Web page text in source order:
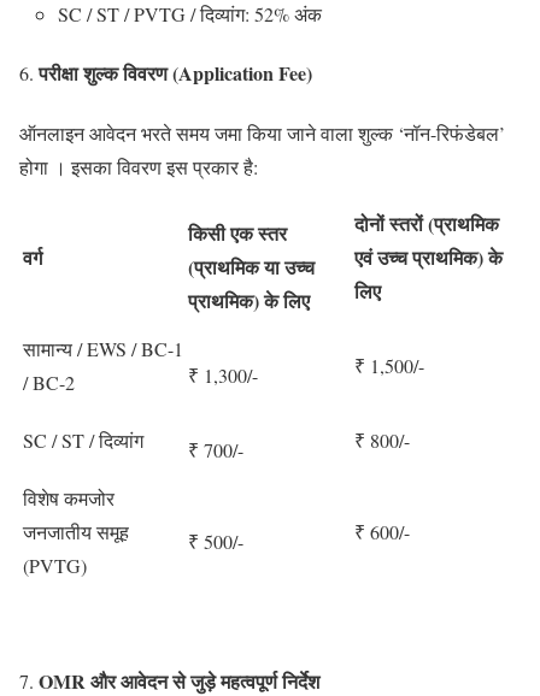
SC / ST / PVTG / दिव्यांग: 52% अंक
परीक्षा शुल्क विवरण (Application Fee)
ऑनलाइन आवेदन भरते समय जमा किया जाने वाला शुल्क ‘नॉन-रिफंडेबल’
होगा । इसका विवरण इस प्रकार है:
वर्ग
किसी एक स्तर
(प्राथमिक या उच्च
प्राथमिक) के लिए
दोनों स्तरों (प्राथमिक
एवं उच्च प्राथमिक) के
लिए
सामान्य / EWS / BC-1
/ BC-2
₹ 1,300/- ₹ 1,500/-
SC / ST / दिव्यांग ₹ 700/- ₹ 800/-
विशेष कमजोर
जनजातीय समूह
(PVTG)
₹ 500/- ₹ 600/-
OMRऔर आवेदन से जुड़े महत्वपूर्ण निर्देश